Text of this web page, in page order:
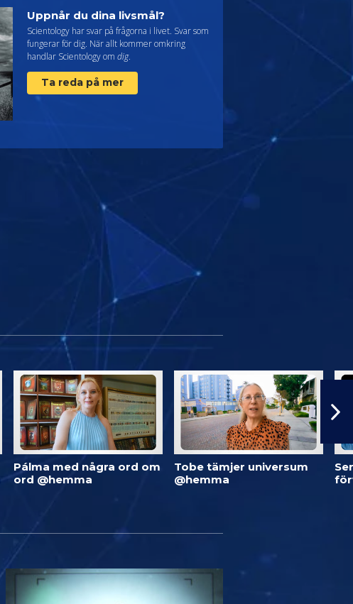
Uppnår du dina livsmål?
Scientology har svar på frågorna i livet. Svar som
fungerar för dig. När allt kommer omkring
handlar Scientology om dig.
Ta reda på mer
Pálma med några ord om
ord @hemma
Tobe tämjer universum
@hemma